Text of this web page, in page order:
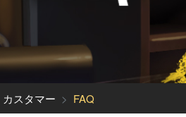
カスタマー FAQ